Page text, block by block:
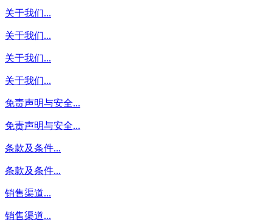
关于我们...
关于我们...
关于我们...
关于我们...
免责声明与安全...
免责声明与安全...
条款及条件...
条款及条件...
销售渠道...
销售渠道...